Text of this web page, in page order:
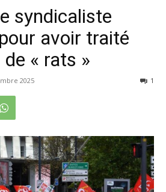
syndicaliste
avoir traité
« rats »
2025 1